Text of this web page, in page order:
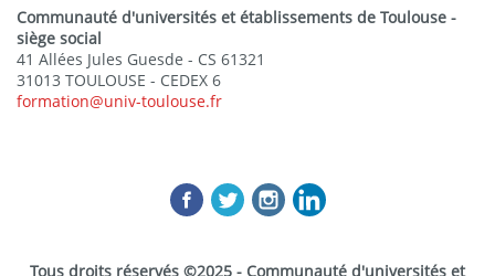
Communauté d'universités et établissements de Toulouse -
siège social
41 Allées Jules Guesde - CS 61321
31013 TOULOUSE - CEDEX 6
formation@univ-toulouse.fr
Tous droits réservés ©2025 - Communauté d'universités et